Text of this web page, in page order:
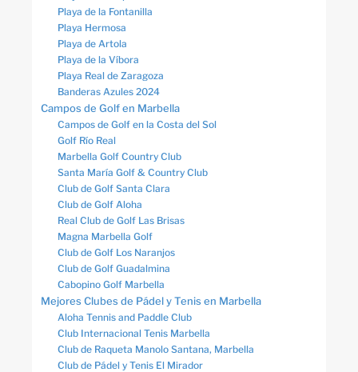
Playa de la Fontanilla
Playa Hermosa
Playa de Artola
Playa de la Víbora
Playa Real de Zaragoza
Banderas Azules 2024
Campos de Golf en Marbella
Campos de Golf en la Costa del Sol
Golf Río Real
Marbella Golf Country Club
Santa María Golf & Country Club
Club de Golf Santa Clara
Club de Golf Aloha
Real Club de Golf Las Brisas
Magna Marbella Golf
Club de Golf Los Naranjos
Club de Golf Guadalmina
Cabopino Golf Marbella
Mejores Clubes de Pádel y Tenis en Marbella
Aloha Tennis and Paddle Club
Club Internacional Tenis Marbella
Club de Raqueta Manolo Santana, Marbella
Club de Pádel y Tenis El Mirador